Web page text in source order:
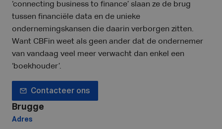
‘connecting business to finance’ slaan ze de brug
tussen financiële data en de unieke
ondernemingskansen die daarin verborgen zitten.
Want CBFin weet als geen ander dat de ondernemer
van vandaag veel meer verwacht dan enkel een
‘boekhouder’.
Contacteer ons
Brugge
Adres